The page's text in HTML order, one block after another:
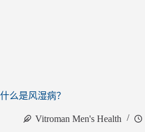
什么是风湿病？
Vitroman Men's Health